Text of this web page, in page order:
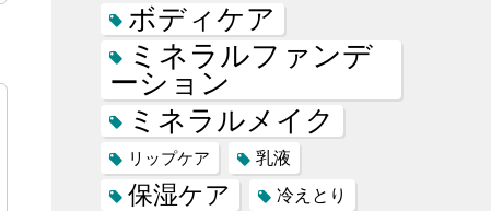
ボディケア
ミネラルファンデ
ーション
ミネラルメイク
リップケア 乳液
保湿ケア 冷えとり